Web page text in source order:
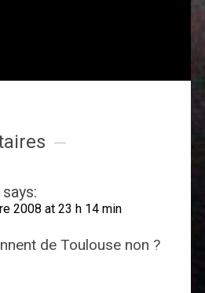
says:
2008 at 23 h 14 min
de Toulouse non ?